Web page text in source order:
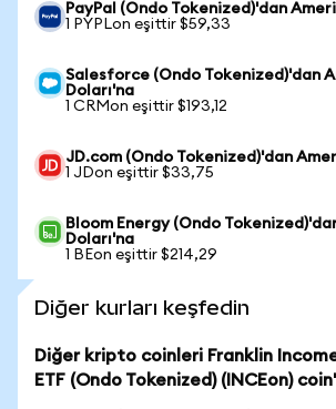
PayPal (Ondo Tokenized)'dan
1 PYPLon eşittir $59,33
Salesforce (Ondo Tokenized)'dan
Doları'na
1 CRMon eşittir $193,12
JD.com (Ondo Tokenized)'dan
1 JDon eşittir $33,75
Bloom Energy (Ondo
Doları'na
1 BEon eşittir $214,29
Diğer kurları keşfedin
Diğer kripto coinleri Franklin
ETF (Ondo Tokenized) (INCEon)